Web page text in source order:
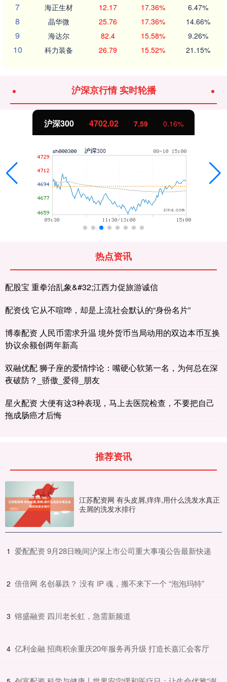
7 海正生材 12.17 17.36% 6.47%
8 晶华微 25.76 17.36% 14.66%
9 海达尔 82.4 15.58% 9.26%
10 科力装备 26.79 15.52% 21.15%
沪深京行情 实时轮播
沪深300 4702.02 7.59 0.16%
热点资讯
配股宝 重拳治乱象&#32;江西力促旅游诚信
配资伐 它从不喧哗，却是上流社会默认的“身份名片”
博泰配资 人民币需求升温 境外货币当局动用的双边本币互换
协议余额创两年新高
双融优配 狮子座的爱情悖论：嘴硬心软第一名，为何总在深
夜破防？_骄傲_爱得_朋友
星火配资 大便有这3种表现，马上去医院检查，不要把自己
拖成肠癌才后悔
推荐资讯
江苏配资网 有头皮屑,痒痒,用什么洗发水真正
去屑的洗发水排行
1 ​爱配配资 9月28日晚间沪深上市公司重大事项公告最新快递
2 ​倍倍网 名创暴跌？ 没有 IP 魂，搬不来下一个 “泡泡玛特”
3 ​镕盛融资 四川老长虹，急需新频道
4 ​亿利金融 招商积余重庆20年服务再升级 打造长嘉汇会客厅